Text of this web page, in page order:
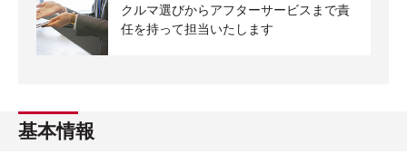
クルマ選びからアフターサービスまで責
任を持って担当いたします
基本情報